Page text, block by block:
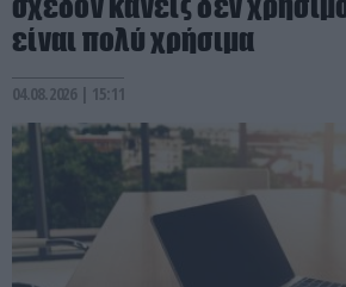
είναι πολύ χρήσιμα
04.08.2026 | 15:11